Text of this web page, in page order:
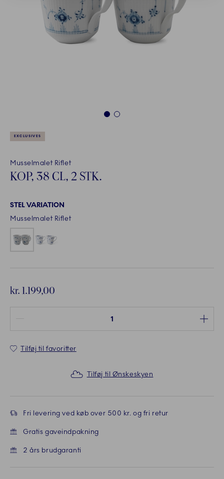
1 2
EXCLUSIVES
Musselmalet Riflet
KOP, 38 CL, 2 STK.
STEL VARIATION
Musselmalet Riflet
kr. 1.199,00
Tilføj til favoritter
Tilføj til Ønskeskyen
Fri levering ved køb over 500 kr. og fri retur
Gratis gaveindpakning
2 års brudgaranti